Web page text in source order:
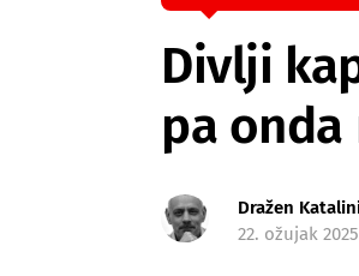
Divlji
pa
Dražen
22. ožujak